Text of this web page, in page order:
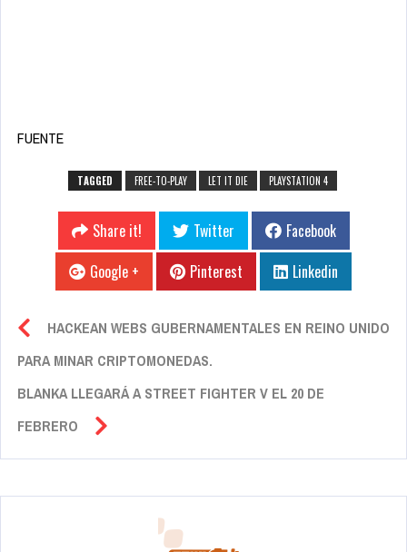
FUENTE
TAGGED FREE-TO-PLAY LET IT DIE PLAYSTATION 4
Share it! Twitter
Facebook
Google +
Pinterest Linkedin
HACKEAN WEBS GUBERNAMENTALES EN REINO UNIDO
PARA MINAR CRIPTOMONEDAS.
BLANKA LLEGARÁ A STREET FIGHTER V EL 20 DE
FEBRERO